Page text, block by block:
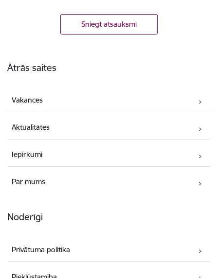
Sniegt atsauksmi
Ātrās saites
Vakances
Aktualitātes
Iepirkumi
Par mums
Noderīgi
Privātuma politika